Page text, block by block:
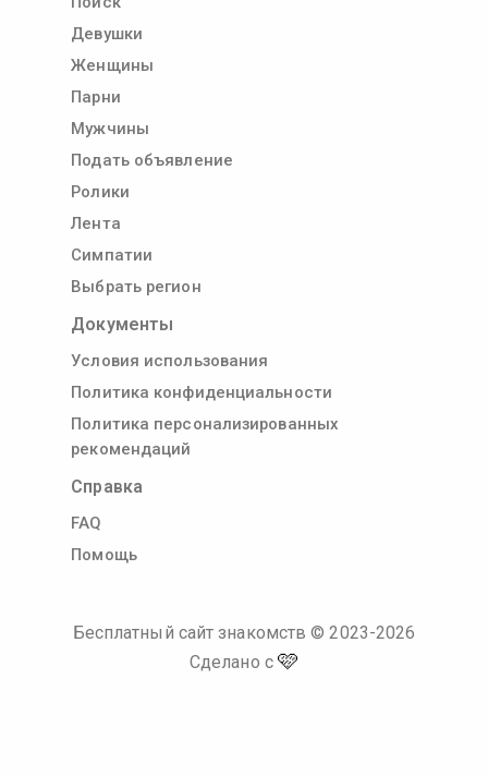
Девушки
Женщины
Парни
Мужчины
Подать объявление
Ролики
Лента
Симпатии
Выбрать регион
Документы
Условия использования
Политика конфиденциальности
Политика персонализированных
рекомендаций
Справка
FAQ
Помощь
Бесплатный сайт знакомств © 2023-2026
Сделано с 🩷